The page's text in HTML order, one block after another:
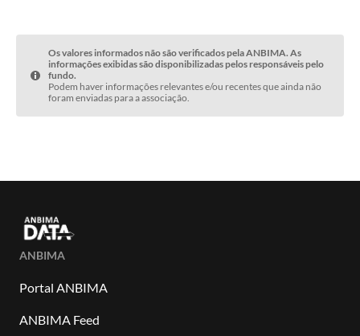
Os valores informados não são verificados pela ANBIMA. As
informações exibidas são disponibilizadas pelos responsáveis pelo
fundo.
Podem haver informações relevantes e/ou recentes que ainda não
foram enviadas para a associação.
ANBIMA
Portal ANBIMA
ANBIMA Feed